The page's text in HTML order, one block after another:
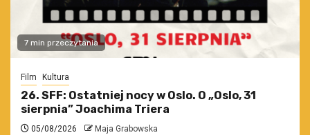
7 min przeczytania
Film Kultura
26. SFF: Ostatniej nocy w Oslo. O „Oslo, 31
sierpnia” Joachima Triera
05/08/2026 Maja Grabowska